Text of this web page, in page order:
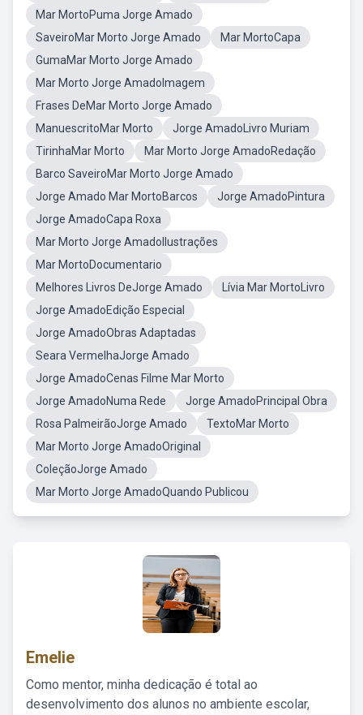
Mar MortoPuma Jorge Amado
SaveiroMar Morto Jorge Amado
Mar MortoCapa
GumaMar Morto Jorge Amado
Mar Morto Jorge AmadoImagem
Frases DeMar Morto Jorge Amado
ManuescritoMar Morto
Jorge AmadoLivro Muriam
TirinhaMar Morto
Mar Morto Jorge AmadoRedação
Barco SaveiroMar Morto Jorge Amado
Jorge Amado Mar MortoBarcos
Jorge AmadoPintura
Jorge AmadoCapa Roxa
Mar Morto Jorge AmadoIlustrações
Mar MortoDocumentario
Melhores Livros DeJorge Amado
Lívia Mar MortoLivro
Jorge AmadoEdição Especial
Jorge AmadoObras Adaptadas
Seara VermelhaJorge Amado
Jorge AmadoCenas Filme Mar Morto
Jorge AmadoNuma Rede
Jorge AmadoPrincipal Obra
Rosa PalmeirãoJorge Amado
TextoMar Morto
Mar Morto Jorge AmadoOriginal
ColeçãoJorge Amado
Mar Morto Jorge AmadoQuando Publicou
Emelie
Como mentor, minha dedicação é total ao
desenvolvimento dos alunos no ambiente escolar,